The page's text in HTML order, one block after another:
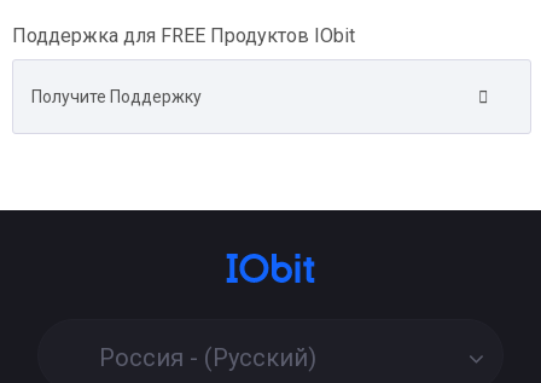
Поддержка для FREE Продуктов IObit
Получите Поддержку
Россия - (Русский)